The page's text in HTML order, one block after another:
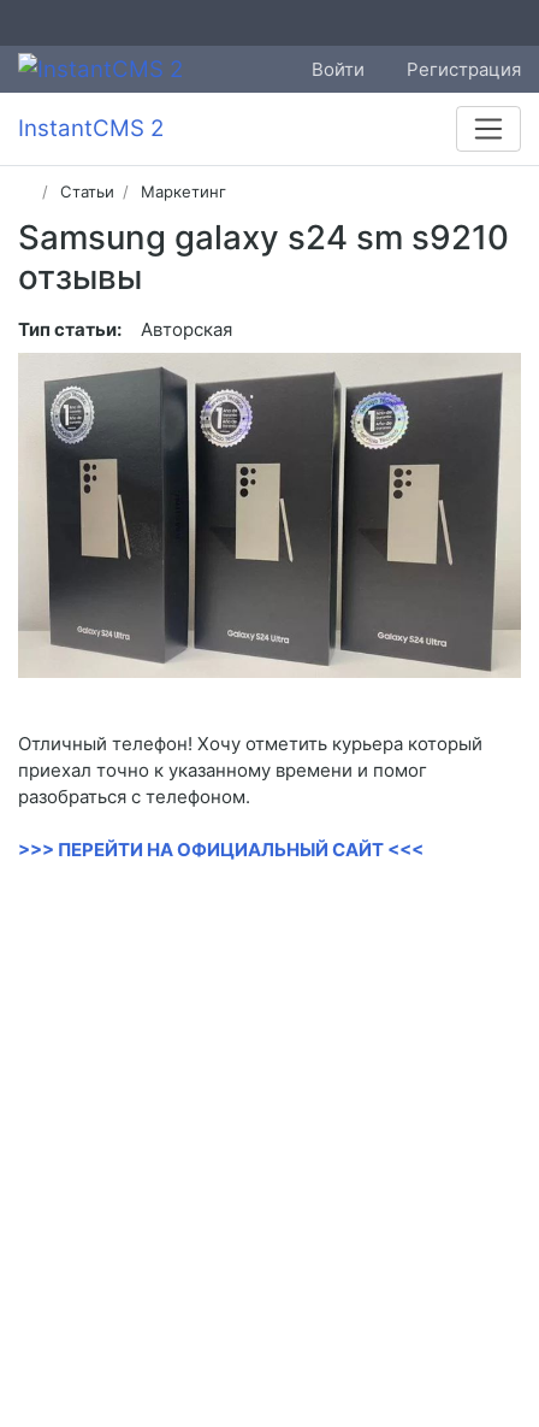
Войти Регистрация
InstantCMS 2
Статьи Маркетинг
Samsung galaxy s24 sm s9210
отзывы
Тип статьи: Авторская
Отличный телефон! Хочу отметить курьера который
приехал точно к указанному времени и помог
разобраться с телефоном.
>>> ПЕРЕЙТИ НА ОФИЦИАЛЬНЫЙ САЙТ <<<